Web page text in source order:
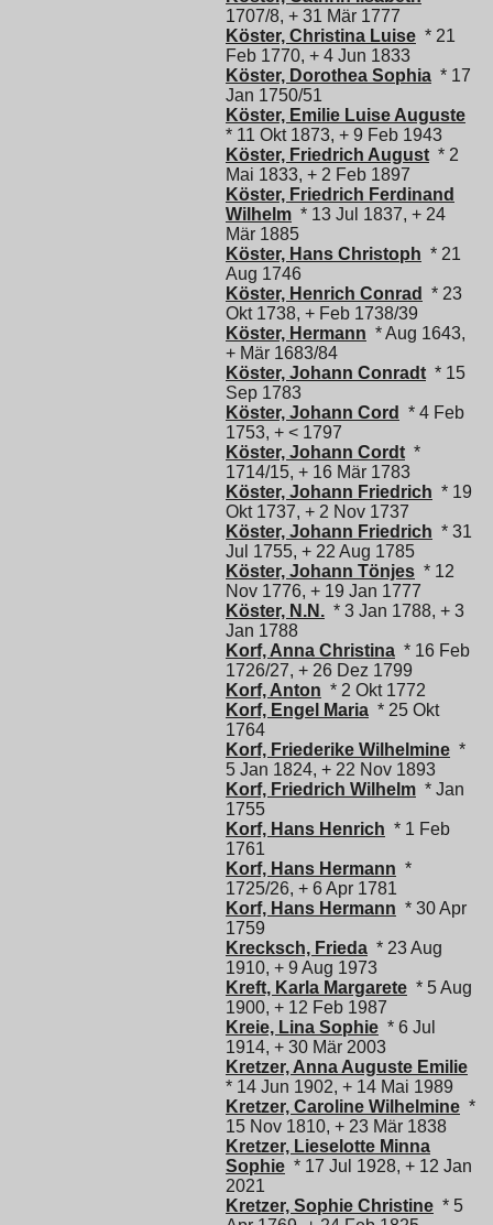
1707/8, + 31 Mär 1777
Köster, Christina Luise * 21
Feb 1770, + 4 Jun 1833
Köster, Dorothea Sophia * 17
Jan 1750/51
Köster, Emilie Luise Auguste
* 11 Okt 1873, + 9 Feb 1943
Köster, Friedrich August * 2
Mai 1833, + 2 Feb 1897
Köster, Friedrich Ferdinand
Wilhelm * 13 Jul 1837, + 24
Mär 1885
Köster, Hans Christoph * 21
Aug 1746
Köster, Henrich Conrad
* 23
Okt 1738, + Feb 1738/39
Köster, Hermann * Aug 1643,
+ Mär 1683/84
Köster, Johann Conradt * 15
Sep 1783
Köster, Johann Cord
* 4 Feb
1753, + < 1797
Köster, Johann Cordt *
1714/15, + 16 Mär 1783
Köster, Johann Friedrich * 19
Okt 1737, + 2 Nov 1737
Köster, Johann Friedrich * 31
Jul 1755, + 22 Aug 1785
Köster, Johann Tönjes * 12
Nov 1776, + 19 Jan 1777
Köster, N.N. * 3 Jan 1788, + 3
Jan 1788
Korf, Anna Christina * 16 Feb
1726/27, + 26 Dez 1799
Korf, Anton * 2 Okt 1772
Korf, Engel Maria * 25 Okt
1764
Korf, Friederike Wilhelmine *
5 Jan 1824, + 22 Nov 1893
Korf, Friedrich Wilhelm * Jan
1755
Korf, Hans Henrich * 1 Feb
1761
Korf, Hans Hermann *
1725/26, + 6 Apr 1781
Korf, Hans Hermann * 30 Apr
1759
Krecksch, Frieda * 23 Aug
1910, + 9 Aug 1973
Kreft, Karla Margarete * 5 Aug
1900, + 12 Feb 1987
Kreie, Lina Sophie * 6 Jul
1914, + 30 Mär 2003
Kretzer, Anna Auguste Emilie
* 14 Jun 1902, + 14 Mai 1989
Kretzer, Caroline Wilhelmine *
15 Nov 1810, + 23 Mär 1838
Kretzer, Lieselotte Minna
Sophie * 17 Jul 1928, + 12 Jan
2021
Kretzer, Sophie Christine * 5